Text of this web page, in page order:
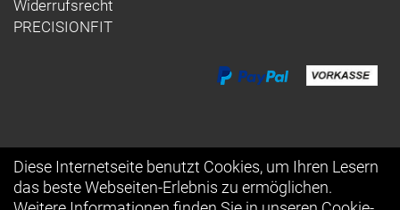
Widerrufsrecht
PRECISIONFIT
Diese Internetseite benutzt Cookies, um Ihren Lesern
das beste Webseiten-Erlebnis zu ermöglichen.
Auftrag widerrufen